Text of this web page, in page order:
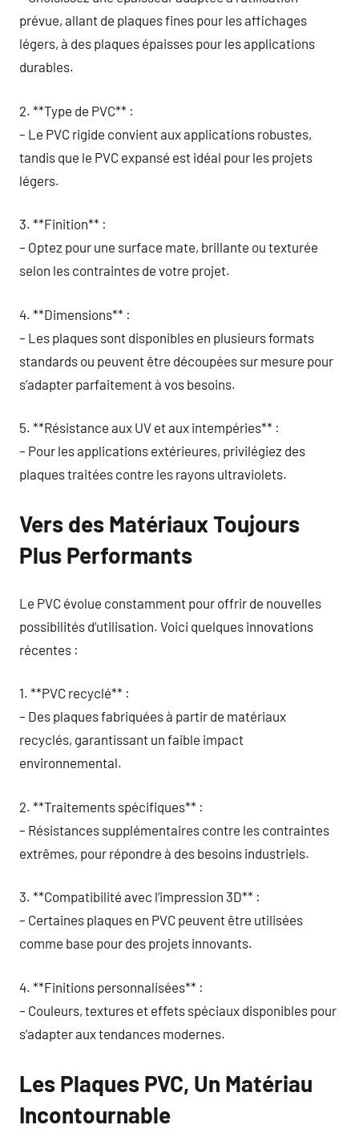
prévue, allant de plaques fines pour les affichages
légers, à des plaques épaisses pour les applications
durables.
2. **Type de PVC** :
– Le PVC rigide convient aux applications robustes,
tandis que le PVC expansé est idéal pour les projets
légers.
3. **Finition** :
– Optez pour une surface mate, brillante ou texturée
selon les contraintes de votre projet.
4. **Dimensions** :
– Les plaques sont disponibles en plusieurs formats
standards ou peuvent être découpées sur mesure pour
s’adapter parfaitement à vos besoins.
5. **Résistance aux UV et aux intempéries** :
– Pour les applications extérieures, privilégiez des
plaques traitées contre les rayons ultraviolets.
Vers des Matériaux Toujours
Plus Performants
Le PVC évolue constamment pour offrir de nouvelles
possibilités d’utilisation. Voici quelques innovations
récentes :
1. **PVC recyclé** :
– Des plaques fabriquées à partir de matériaux
recyclés, garantissant un faible impact
environnemental.
2. **Traitements spécifiques** :
– Résistances supplémentaires contre les contraintes
extrêmes, pour répondre à des besoins industriels.
3. **Compatibilité avec l’impression 3D** :
– Certaines plaques en PVC peuvent être utilisées
comme base pour des projets innovants.
4. **Finitions personnalisées** :
– Couleurs, textures et effets spéciaux disponibles pour
s’adapter aux tendances modernes.
Les Plaques PVC, Un Matériau
Incontournable